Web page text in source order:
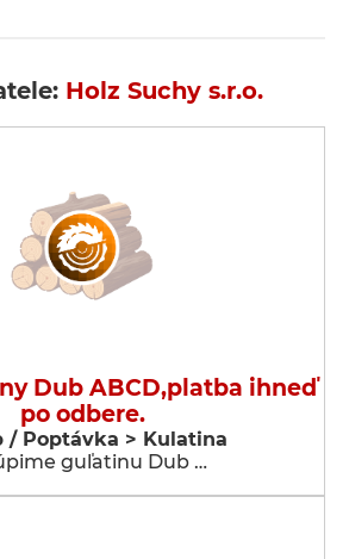
Holz Suchy s.r.o.
Dub ABCD,platba ihneď
po odbere.
/ Poptávka > Kulatina
guľatinu Dub …